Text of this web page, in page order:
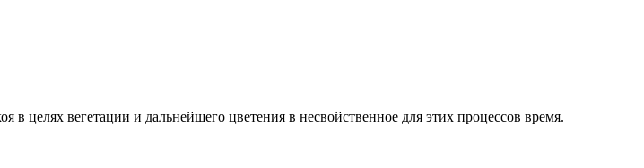
целях вегетации и дальнейшего цветения в несвойственное для этих процессов время.